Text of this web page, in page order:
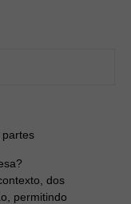
dos
permitindo